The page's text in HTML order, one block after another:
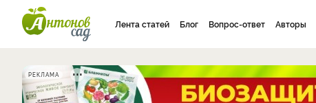
Лента статей Блог Вопрос-ответ Авторы
РЕКЛАМА